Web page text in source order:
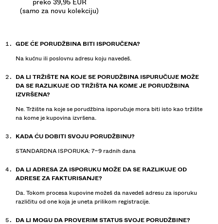
preko 39,95 EUR
(samo za novu kolekciju)
GDE ĆE PORUDŽBINA BITI ISPORUČENA?
Na kućnu ili poslovnu adresu koju navedeš.
DA LI TRŽIŠTE NA KOJE SE PORUDŽBINA ISPURUČUJE MOŽE
DA SE RAZLIKUJE OD TRŽIŠTA NA KOME JE PORUDŽBINA
IZVRŠENA?
Ne. Tržište na koje se porudžbina isporučuje mora biti isto kao tržište
na kome je kupovina izvršena.
KADA ĆU DOBITI SVOJU PORUDŽBINU?
STANDARDNA ISPORUKA: 7–9 radnih dana
DA LI ADRESA ZA ISPORUKU MOŽE DA SE RAZLIKUJE OD
ADRESE ZA FAKTURISANJE?
Da. Tokom procesa kupovine možeš da navedeš adresu za isporuku
različitu od one koja je uneta prilikom registracije.
DA LI MOGU DA PROVERIM STATUS SVOJE PORUDŽBINE?